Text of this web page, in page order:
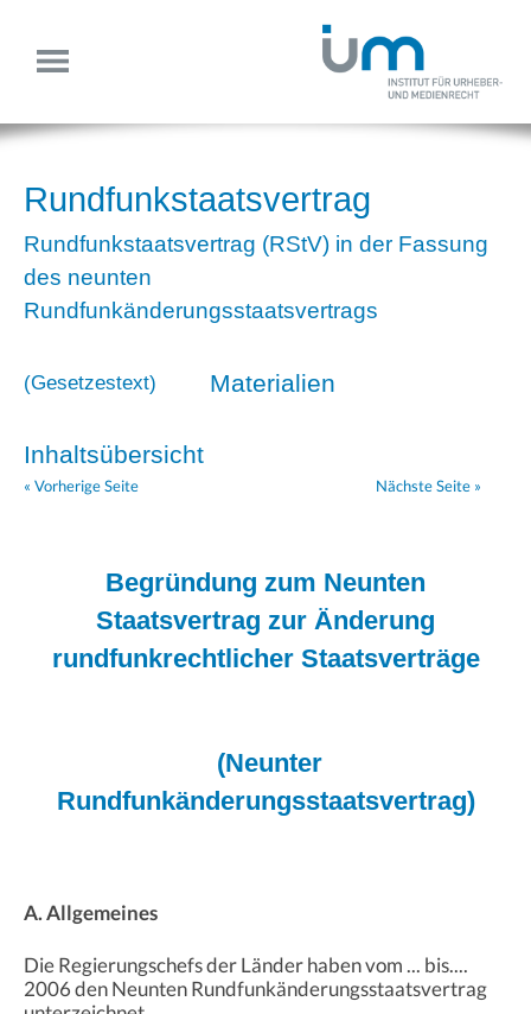
Rundfunkstaatsvertrag
Rundfunkstaatsvertrag (RStV) in der Fassung
des neunten
Rundfunkänderungsstaatsvertrags
Materialien
(Gesetzestext)
Inhaltsübersicht
« Vorherige Seite Nächste Seite »
Begründung zum Neunten
Staatsvertrag zur Änderung
rundfunkrechtlicher Staatsverträge
(Neunter
Rundfunkänderungsstaatsvertrag)
A. Allgemeines
Die Regierungschefs der Länder haben vom ... bis....
2006 den Neunten Rundfunkänderungsstaatsvertrag